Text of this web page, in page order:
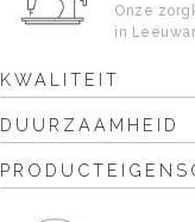
Onze
in
KWALITEIT
DUURZAAMHEID